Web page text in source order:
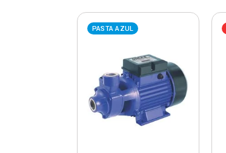
PASTA AZUL